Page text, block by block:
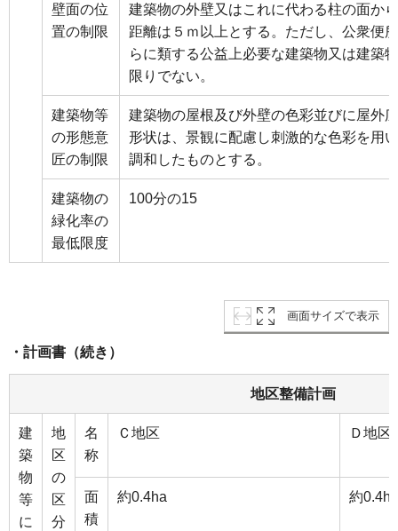
壁面の位
置の制限
建築物の外壁又はこれに代わる柱の面か
距離は５ｍ以上とする。ただし、公衆便
らに類する公益上必要な建築物又は建築
限りでない。
建築物等
の形態意
匠の制限
建築物の屋根及び外壁の色彩並びに屋外
形状は、景観に配慮し刺激的な色彩を用
調和したものとする。
建築物の
緑化率の
最低限度
100分の15
画面サイズで表示
・計画書（続き）
地区整備計画
建
築
物
等
に
地
区
の
区
分
名
称
Ｃ地区 Ｄ地区
面
積
約0.4ha 約0.4ha